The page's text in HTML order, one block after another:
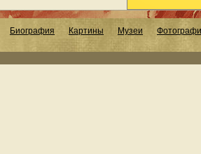
Биография Картины Музеи